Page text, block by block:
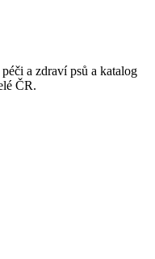
a zdraví psů a katalog
ČR.